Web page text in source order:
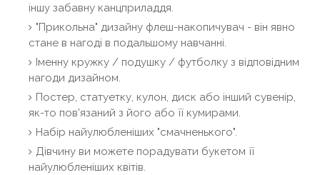
іншу забавну канцприладдя.
"Прикольна" дизайну флеш-накопичувач - він явно
стане в нагоді в подальшому навчанні.
Іменну кружку / подушку / футболку з відповідним
нагоди дизайном.
Постер, статуетку, кулон, диск або інший сувенір,
як-то пов'язаний з його або її кумирами.
Набір найулюбленіших "смачненького".
Дівчину ви можете порадувати букетом її
найулюбленіших квітів.